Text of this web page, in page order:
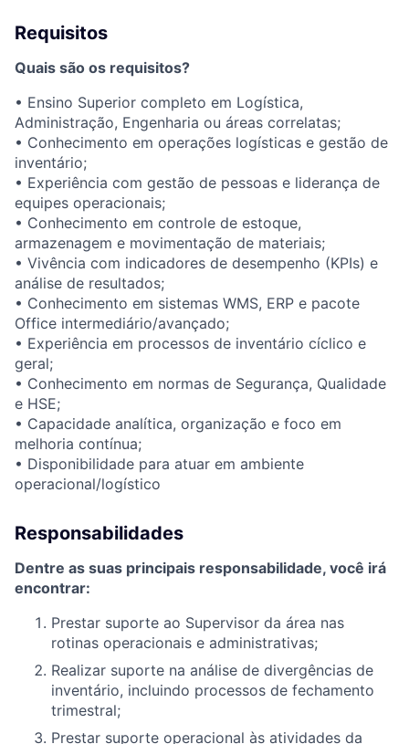
Requisitos
Quais são os requisitos?
• Ensino Superior completo em Logística,
Administração, Engenharia ou áreas correlatas;
• Conhecimento em operações logísticas e gestão de
inventário;
• Experiência com gestão de pessoas e liderança de
equipes operacionais;
• Conhecimento em controle de estoque,
armazenagem e movimentação de materiais;
• Vivência com indicadores de desempenho (KPIs) e
análise de resultados;
• Conhecimento em sistemas WMS, ERP e pacote
Office intermediário/avançado;
• Experiência em processos de inventário cíclico e
geral;
• Conhecimento em normas de Segurança, Qualidade
e HSE;
• Capacidade analítica, organização e foco em
melhoria contínua;
• Disponibilidade para atuar em ambiente
operacional/logístico
Responsabilidades
Dentre as suas principais responsabilidade, você irá
encontrar:
Prestar suporte ao Supervisor da área nas
rotinas operacionais e administrativas;
Realizar suporte na análise de divergências de
inventário, incluindo processos de fechamento
trimestral;
Prestar suporte operacional às atividades da